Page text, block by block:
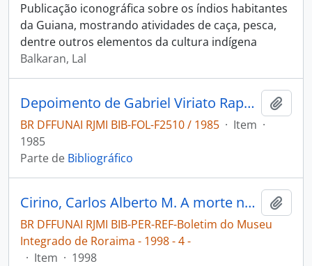
Publicação iconográfica sobre os índios habitantes
da Guiana, mostrando atividades de caça, pesca,
dentre outros elementos da cultura indígena
Balkaran, Lal
Depoimento de Gabriel Viriato Raposo
BR DFFUNAI RJMI BIB-FOL-F2510 / 1985 · Item ·
1985
Parte de Bibliográfico
Cirino, Carlos Alberto M. A morte na cosmovisão Wapixana [Boletim do Museu Integrado de Roraima]
BR DFFUNAI RJMI BIB-PER-REF-Boletim do Museu
Integrado de Roraima - 1998 - 4 -
· Item · 1998